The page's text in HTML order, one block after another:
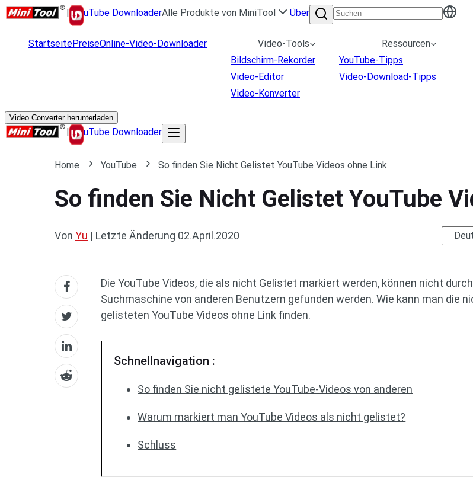
| uTube DownloaderAlle Produkte von MiniTool Über
StartseitePreiseOnline-Video-Downloader
Video-Tools
Bildschirm-Rekorder
Video-Editor
Video-Konverter
Ressourcen
YouTube-Tipps
Video-Download-Tipps
Video Converter herunterladen
| uTube Downloader
Home YouTube So finden Sie Nicht Gelistet YouTube Videos ohne Link
So finden Sie Nicht Gelistet YouTube
Von Yu | Letzte Änderung 02.April.2020
Die YouTube Videos, die als nicht Gelistet markiert werden, können nicht durch
Suchmaschine von anderen Benutzern gefunden werden. Wie kann man die
gelisteten YouTube Videos ohne Link finden.
Schnellnavigation :
So finden Sie nicht gelistete YouTube-Videos von anderen
Warum markiert man YouTube Videos als nicht gelistet?
Schluss